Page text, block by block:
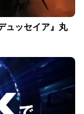
ュッセイア』丸